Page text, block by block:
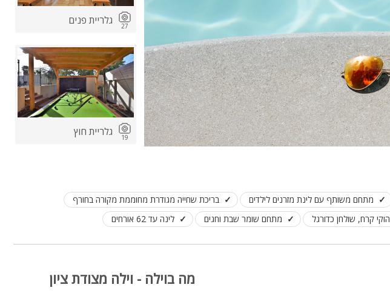
27 גלריית פנים
19 גלריית חוץ
מתחם משותף עם לינת מזרנים לילדים
בריכת שחייה מגודרת מחוממת מקורה בחורף
הוקי קרח, שולחן כדורגל מתחם שומר שבת וחגים לינה עד 62 אורחים
מה בוילה - וילה מצודת ציון